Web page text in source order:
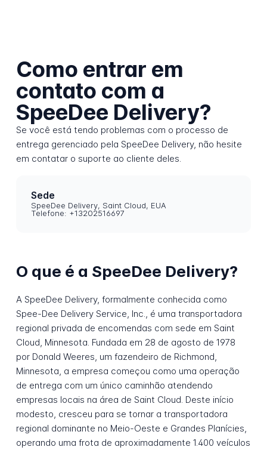
Como entrar em
contato com a
SpeeDee Delivery?
Se você está tendo problemas com o processo de
entrega gerenciado pela SpeeDee Delivery, não hesite
em contatar o suporte ao cliente deles.
Sede
SpeeDee Delivery, Saint Cloud, EUA
Telefone: +13202516697
O que é a SpeeDee Delivery?
A SpeeDee Delivery, formalmente conhecida como
Spee-Dee Delivery Service, Inc., é uma transportadora
regional privada de encomendas com sede em Saint
Cloud, Minnesota. Fundada em 28 de agosto de 1978
por Donald Weeres, um fazendeiro de Richmond,
Minnesota, a empresa começou como uma operação
de entrega com um único caminhão atendendo
empresas locais na área de Saint Cloud. Deste início
modesto, cresceu para se tornar a transportadora
regional dominante no Meio-Oeste e Grandes Planícies,
operando uma frota de aproximadamente 1.400 veículos